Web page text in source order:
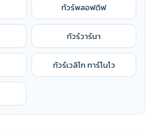
ทัวร์พลอฟดิฟ
ทัวร์วาร์นา
ทัวร์เวลิโก ทาร์โนโว